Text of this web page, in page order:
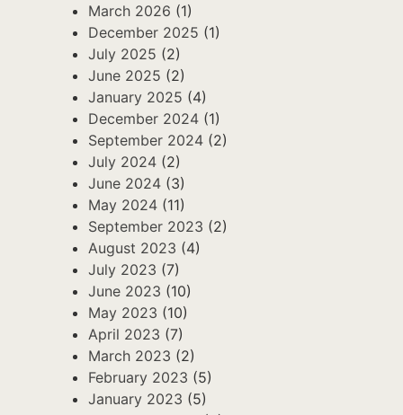
March 2026 (1)
December 2025 (1)
July 2025 (2)
June 2025 (2)
January 2025 (4)
December 2024 (1)
September 2024 (2)
July 2024 (2)
June 2024 (3)
May 2024 (11)
September 2023 (2)
August 2023 (4)
July 2023 (7)
June 2023 (10)
May 2023 (10)
April 2023 (7)
March 2023 (2)
February 2023 (5)
January 2023 (5)